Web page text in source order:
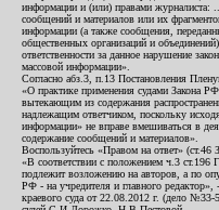
информации и (или) правами журналиста:
сообщений и материалов или их
информации (а также сообщения,
общественных организаций и
ответственности за данное нарушение
массовой информации».
Согласно абз.3, п.13 Постановления
«О практике применения судами Закона
вытекающим из содержания
надлежащим ответчиком, поскольку
информации» не вправе вмешиваться в
содержание сообщений и материалов».
Воспользуйтесь «Правом на ответ»
«В соответствии с положением ч.3
подлежит возложению на авторов, а по
РФ - на учредителя и главного редактор»,
краевого суда от 22.08.2012 г. (дело